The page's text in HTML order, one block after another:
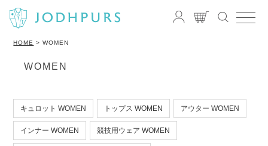
HOME WOMEN
WOMEN
キュロット WOMEN トップス WOMEN アウター WOMEN
インナー WOMEN 競技用ウェア WOMEN